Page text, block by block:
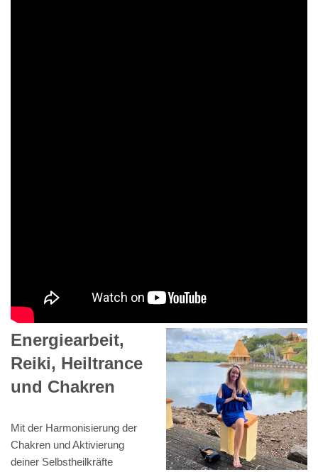
Energiearbeit,
Reiki, Heiltrance
und Chakren
Mit der Harmonisierung der
Chakren und Aktivierung
deiner Selbstheilkräfte